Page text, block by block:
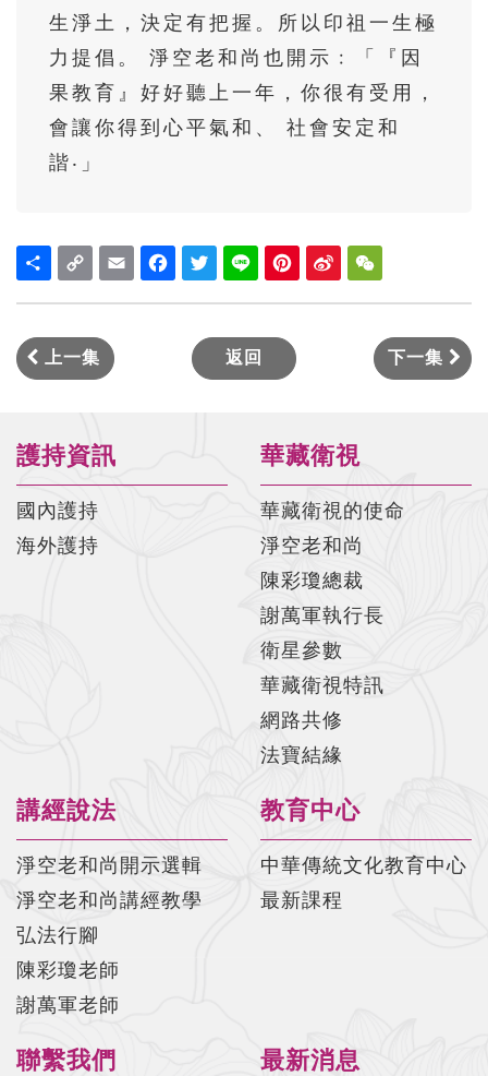
太上感應篇菁華#015 陳彩瓊老師
太上感應篇菁華#016 陳彩瓊老師
太上感應篇菁華#017 陳彩瓊老師
太上感應篇菁華#021 陳彩瓊老師
太上感應篇菁華#023 陳彩瓊老師
太上感應篇菁華#025 陳彩瓊老師
太上感應篇菁華#027 陳彩瓊老師
太上感應篇菁華#033 陳彩瓊老師
太上感應篇菁華#034 陳彩瓊老師
太上感應篇菁華#036 陳彩瓊老師
太上感應篇菁華#037 陳彩瓊老師
太上感應篇菁華#038 陳彩瓊老師
太上感應篇菁華#039 陳彩瓊老師
生淨土，決定有把握。所以印祖一生極
力提倡。 淨空老和尚也開示﹕「『因
果教育』好好聽上一年，你很有受用，
會讓你得到心平氣和、 社會安定和
諧‧」
Share
Copy
Link
Email FacebookTwitter Line Pinterest Sina
Weibo
上一集 返回 下一集
護持資訊
國內護持
海外護持
華藏衛視
華藏衛視的使命
淨空老和尚
陳彩瓊總裁
謝萬軍執行長
衛星參數
華藏衛視特訊
網路共修
法寶結緣
講經說法
淨空老和尚開示選輯
淨空老和尚講經教學
弘法行腳
陳彩瓊老師
謝萬軍老師
教育中心
中華傳統文化教育中心
最新課程
聯繫我們 最新消息